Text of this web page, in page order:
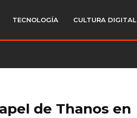
TECNOLOGÍA CULTURA DIGITAL
de Thanos en